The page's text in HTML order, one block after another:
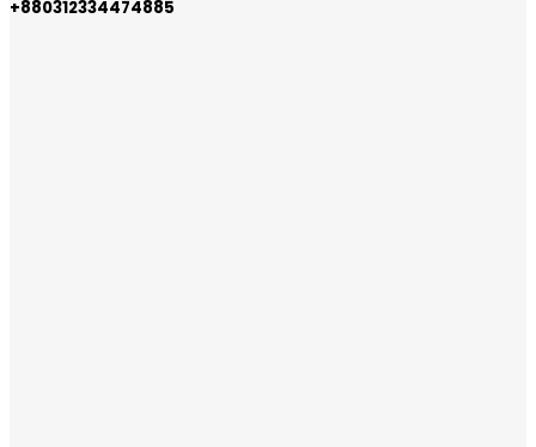
+880312334474885